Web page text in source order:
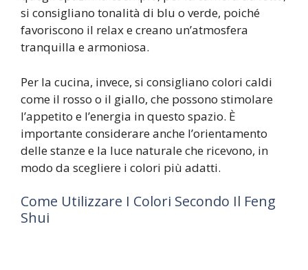
si consigliano tonalità di blu o verde, poiché
favoriscono il relax e creano un’atmosfera
tranquilla e armoniosa.
Per la cucina, invece, si consigliano colori caldi
come il rosso o il giallo, che possono stimolare
l’appetito e l’energia in questo spazio. È
importante considerare anche l’orientamento
delle stanze e la luce naturale che ricevono, in
modo da scegliere i colori più adatti.
Come Utilizzare I Colori Secondo Il Feng
Shui